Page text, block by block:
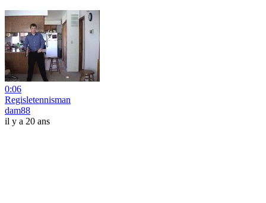
0:06
Regisletennisman
dam88
il y a 20 ans